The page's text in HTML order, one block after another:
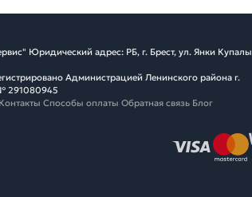
Юридический адрес: РБ, г. Брест, ул. Янки Купалы
Администрацией Ленинского района г.
291080945
Контакты Способы оплаты Обратная связь Блог